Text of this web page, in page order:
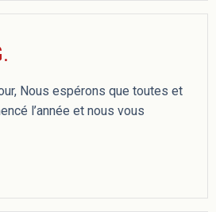
Nous espérons que toutes et
l’année et nous vous